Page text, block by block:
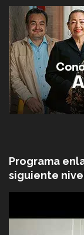
Programa
siguiente